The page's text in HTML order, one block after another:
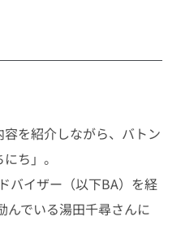
を紹介しながら、バトン
ち」。
バイザー（以下BA）を経
んでいる湯田千尋さんに